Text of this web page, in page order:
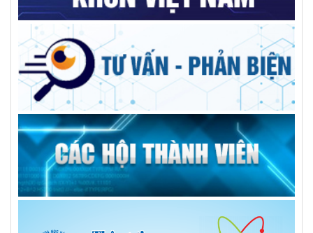
Nghị quyết 57/NQ-TW: Đột phá là đời sống của người dân
được cải thiện rõ rệt hơn
Nhân lực số trong chính quyền hai cấp: Vượt rào cản để bứt
Đề xuất hỗ trợ 50% lãi suất vay thúc đẩy doanh nghiệp đổi
mới công nghệ
Liên hiệp các Hội khoa học và kỹ thuật tỉnh: Kiện toàn tổ
chức bộ máy, nâng cao chất lượng hoạt động các hội thành
viên
ĐẠI HỘI ĐẠI BIỂU LIÊN HIỆP CÁC HỘI KHOA HỌC VÀ KỸ
THUẬT TỈNH ĐẮK LẮK LẦN THỨ I – KHỞI ĐẦU CHẶNG